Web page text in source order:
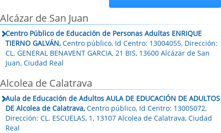
Alcázar de San Juan
Centro Público de Educación de Personas Adultas ENRIQUE
TIERNO GALVÁN, Centro público, Id Centro: 13004055, Dirección:
CL. GENERAL BENAVENT GARCIA, 21 BIS, 13600 Alcázar de San
Juan, Ciudad Real
Alcolea de Calatrava
Aula de Educación de Adultos AULA DE EDUCACIÓN DE ADULTOS
DE Alcolea de Calatrava, Centro público, Id Centro: 13005072,
Dirección: CL. ESCUELAS, 1, 13107 Alcolea de Calatrava, Ciudad
Real